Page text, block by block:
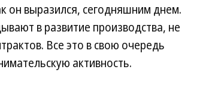
он выразился, сегодняшним днем.
в развитие производства, не
Все это в свою очередь
активность.